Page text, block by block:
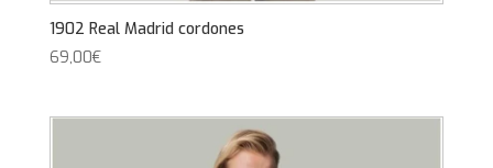
1902 Real Madrid cordones
69,00€